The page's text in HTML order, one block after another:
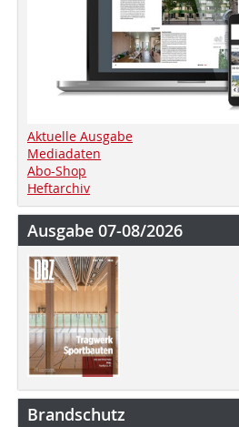
Aktuelle Ausgabe
Mediadaten
Abo-Shop
Heftarchiv
Ausgabe 07-08/2026
Brandschutz